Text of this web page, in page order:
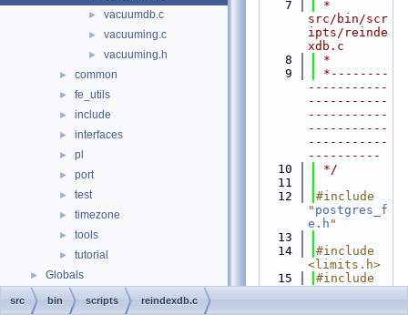
► vacuumdb.c
► vacuuming.c
► vacuuming.h
► common
► fe_utils
► include
► interfaces
► pl
► port
► test
► timezone
► tools
► tutorial
► Globals
    7
*
src/bin/scr
ipts/reinde
xdb.c
    8
*
    9
*--------
-----------
-----------
-----------
-----------
-----------
----------
   10
*/
   11
   12
#include
" postgres_f
e.h "
   13
   14
#include
<limits.h>
   15
#include
src bin scripts reindexdb.c